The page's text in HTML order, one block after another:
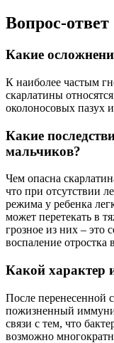
Вопрос-ответ
Какие
К наиболее частым
скарлатины
околоносовых пазух
Какие
мальчиков?
Чем опасна
что при отсутствии
режима у ребенка
может перетекать в
грозное из них – это
воспаление отростка
Какой характер
После перенесенной
пожизненный
связи с тем, что
возможно